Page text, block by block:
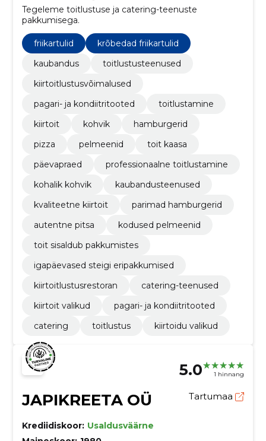
Tegeleme toitlustuse ja catering-teenuste
pakkumisega.
friikartulid
krõbedad friikartulid
kaubandus
toitlustusteenused
kiirtoitlustusvõimalused
pagari- ja kondiitritooted
toitlustamine
kiirtoit
kohvik
hamburgerid
pizza
pelmeenid
toit kaasa
päevapraed
professionaalne toitlustamine
kohalik kohvik
kaubandusteenused
kvaliteetne kiirtoit
parimad hamburgerid
autentne pitsa
kodused pelmeenid
toit sisaldub pakkumistes
igapäevased steigi eripakkumised
kiirtoitlustusrestoran
catering-teenused
kiirtoit valikud
pagari- ja kondiitritooted
catering
toitlustus kiirtoidu valikud
5.0 1 hinnang
JAPIKREETA OÜ Tartumaa
Krediidiskoor: Usaldusväärne